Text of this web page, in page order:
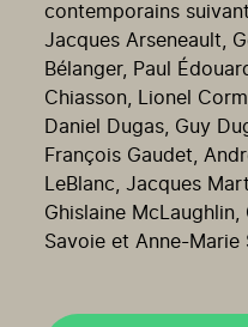
contemporains
Jacques Arseneault,
Bélanger, Paul
Chiasson, Lionel
Daniel Dugas, Guy
François Gaudet,
LeBlanc, Jacques
Ghislaine McLaughlin,
Savoie et Anne-Marie